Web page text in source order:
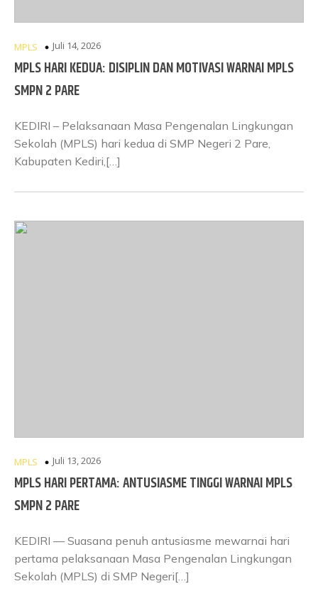
MPLS Juli 14, 2026
MPLS HARI KEDUA: DISIPLIN DAN MOTIVASI WARNAI MPLS
SMPN 2 PARE
KEDIRI – Pelaksanaan Masa Pengenalan Lingkungan
Sekolah (MPLS) hari kedua di SMP Negeri 2 Pare,
Kabupaten Kediri,[…]
MPLS Juli 13, 2026
MPLS HARI PERTAMA: ANTUSIASME TINGGI WARNAI MPLS
SMPN 2 PARE
KEDIRI — Suasana penuh antusiasme mewarnai hari
pertama pelaksanaan Masa Pengenalan Lingkungan
Sekolah (MPLS) di SMP Negeri[…]